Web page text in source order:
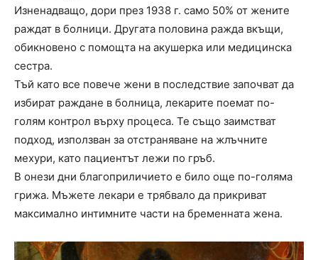
Изненадващо, дори през 1938 г. само 50% от жените
раждат в болници. Другата половина ражда вкъщи,
обикновено с помощта на акушерка или медицинска
сестра.
Тъй като все повече жени в последствие започват да
избират раждане в болница, лекарите поемат по-
голям контрол върху процеса. Те също заимстват
подход, използван за отстраняване на жлъчните
мехури, като пациентът лежи по гръб.
В онези дни благоприличието е било още по-голяма
грижа. Мъжете лекари е трябвало да прикриват
максимално интимните части на бременната жена.